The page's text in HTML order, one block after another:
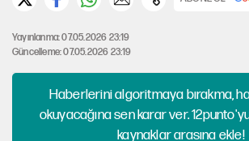
Yayınlanma: 07.05.2026 23:19
Güncelleme: 07.05.2026 23:19
Haberlerini algoritmaya bırakma,
okuyacağına sen karar ver.
kaynaklar arasına ekle!